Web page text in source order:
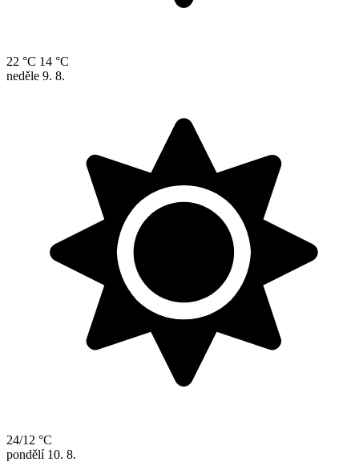
22 °C 14 °C
neděle 9. 8.
24/12 °C
pondělí 10. 8.